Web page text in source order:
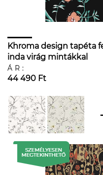
Khroma design tapéta
inda virág mintákkal
ÁR:
44 490 Ft